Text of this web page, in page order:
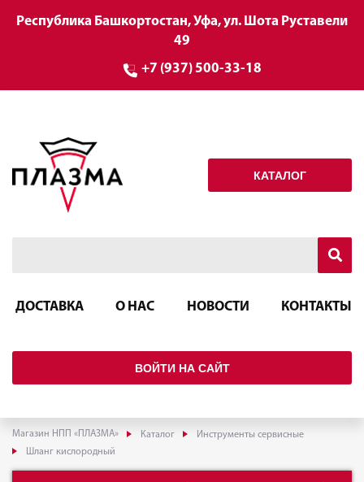
Республика Башкортостан, Уфа, ул. Шота Руставели
49
+7 (937) 500-33-18
КАТАЛОГ
ДОСТАВКА О НАС НОВОСТИ КОНТАКТЫ
ВОЙТИ НА САЙТ
Магазин НПП «ПЛАЗМА» Каталог
Инструменты сервисные
Шланг кислородный